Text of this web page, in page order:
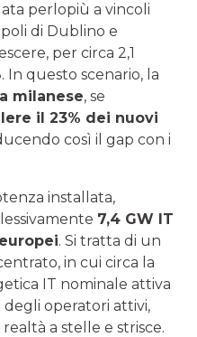
perlopiù a vincoli
di Dublino e
per circa 2,1
In questo scenario, la
milanese, se
il 23% dei nuovi
così il gap con i
installata,
7,4 GW IT
. Si tratta di un
in cui circa la
IT nominale attiva
degli operatori attivi,
a stelle e strisce.